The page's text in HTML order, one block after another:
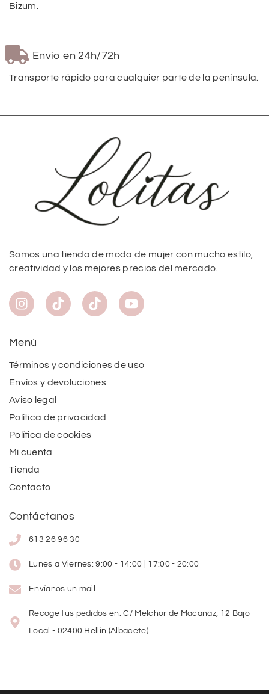
Bizum.
Envío en 24h/72h
Transporte rápido para cualquier parte de la península.
Somos una tienda de moda de mujer con mucho estilo,
creatividad y los mejores precios del mercado.
Menú
Términos y condiciones de uso
Envíos y devoluciones
Aviso legal
Política de privacidad
Política de cookies
Mi cuenta
Tienda
Contacto
Contáctanos
613 26 96 30
Lunes a Viernes: 9:00 - 14:00 | 17:00 - 20:00
Envíanos un mail
Recoge tus pedidos en: C/ Melchor de Macanaz, 12 Bajo
Local - 02400 Hellín (Albacete)